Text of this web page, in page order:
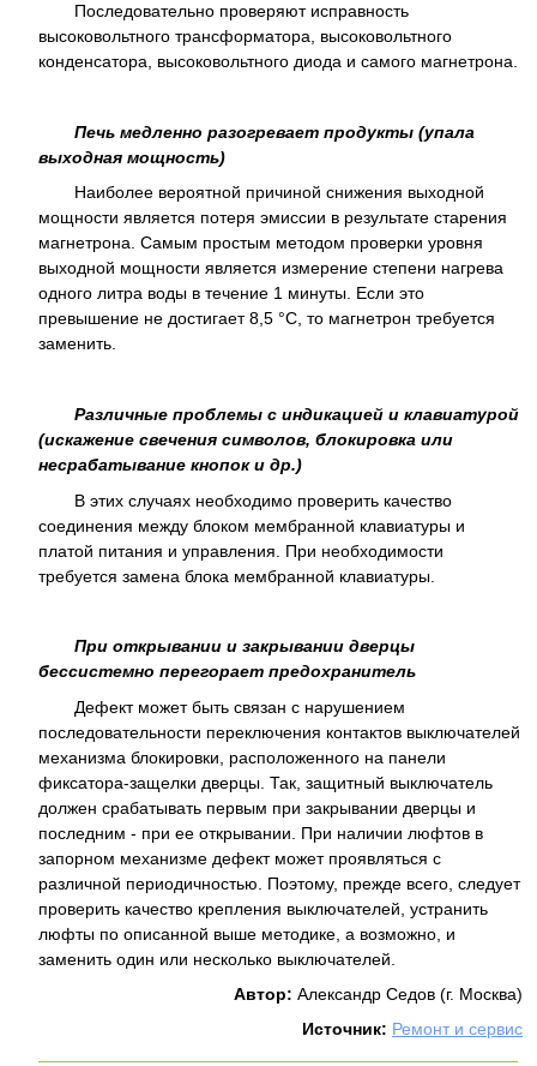
Последовательно проверяют исправность
высоковольтного трансформатора, высоковольтного
конденсатора, высоковольтного диода и самого магнетрона.
Печь медленно разогревает продукты (упала
выходная мощность)
Наиболее вероятной причиной снижения выходной
мощности является потеря эмиссии в результате старения
магнетрона. Самым простым методом проверки уровня
выходной мощности является измерение степени нагрева
одного литра воды в течение 1 минуты. Если это
превышение не достигает 8,5 °С, то магнетрон требуется
заменить.
Различные проблемы с индикацией и клавиатурой
(искажение свечения символов, блокировка или
несрабатывание кнопок и др.)
В этих случаях необходимо проверить качество
соединения между блоком мембранной клавиатуры и
платой питания и управления. При необходимости
требуется замена блока мембранной клавиатуры.
При открывании и закрывании дверцы
бессистемно перегорает предохранитель
Дефект может быть связан с нарушением
последовательности переключения контактов выключателей
механизма блокировки, расположенного на панели
фиксатора-защелки дверцы. Так, защитный выключатель
должен срабатывать первым при закрывании дверцы и
последним - при ее открывании. При наличии люфтов в
запорном механизме дефект может проявляться с
различной периодичностью. Поэтому, прежде всего, следует
проверить качество крепления выключателей, устранить
люфты по описанной выше методике, а возможно, и
заменить один или несколько выключателей.
Автор: Александр Седов (г. Москва)
Источник: Ремонт и сервис